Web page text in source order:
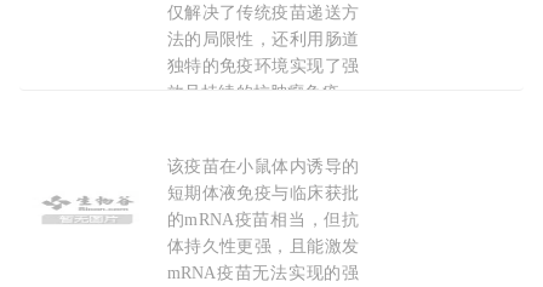
仅解决了传统疫苗递送方
法的局限性，还利用肠道
独特的免疫环境实现了强
效且持续的抗肿瘤免疫。
2026-01-10
Nat Mater：聂广军等精准“排布”
该疫苗在小鼠体内诱导的
短期体液免疫与临床获批
的mRNA疫苗相当，但抗
体持久性更强，且能激发
mRNA疫苗无法实现的强